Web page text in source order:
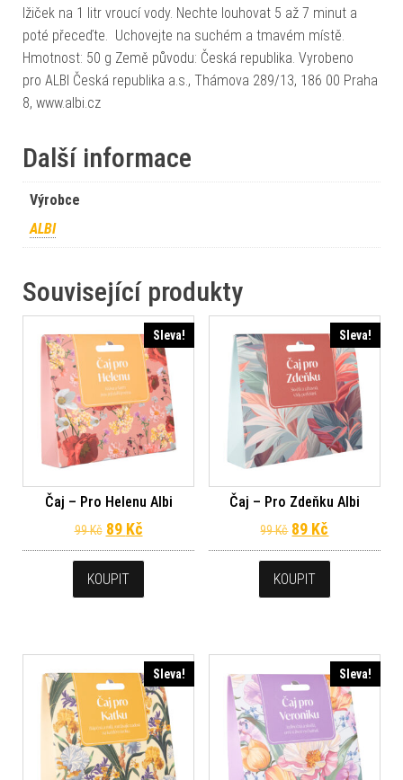
lžiček na 1 litr vroucí vody. Nechte louhovat 5 až 7 minut a
poté přeceďte. Uchovejte na suchém a tmavém místě.
Hmotnost: 50 g Země původu: Česká republika. Vyrobeno
pro ALBI Česká republika a.s., Thámova 289/13, 186 00 Praha
8, www.albi.cz
Další informace
Výrobce
ALBI
Související produkty
Sleva!
Čaj – Pro Helenu Albi
99Kč Původní cena byla: 99 Kč.
89 KčAktuální cena je: 89 Kč.
KOUPIT
Sleva!
Čaj – Pro Zdeňku Albi
99Kč Původní cena
89 Kč
KOUPIT
Sleva! Sleva!